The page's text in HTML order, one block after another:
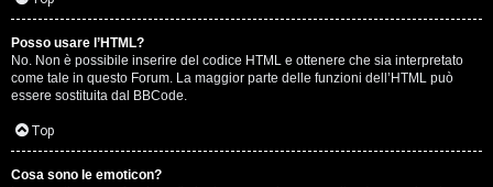
Posso usare l’HTML?
No. Non è possibile inserire del codice HTML e ottenere che sia interpretato
come tale in questo Forum. La maggior parte delle funzioni dell’HTML può
essere sostituita dal BBCode.
Top
Cosa sono le emoticon?
o
R
i
f